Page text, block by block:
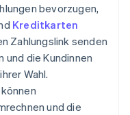
bevorzugen,
Kreditkarten
Zahlungslink senden
und die Kundinnen
Wahl.
und die